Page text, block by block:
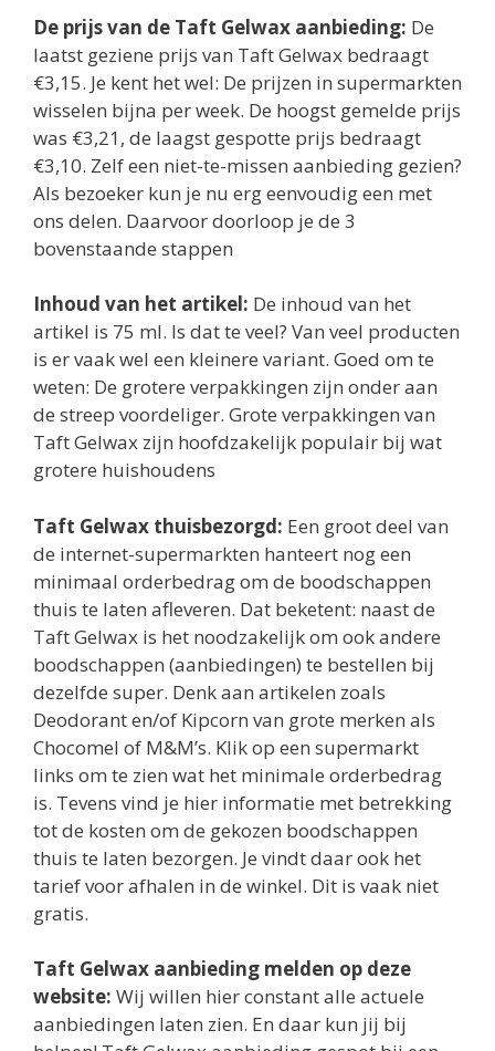
De prijs van de Taft Gelwax aanbieding: De
laatst geziene prijs van Taft Gelwax bedraagt
€3,15. Je kent het wel: De prijzen in supermarkten
wisselen bijna per week. De hoogst gemelde prijs
was €3,21, de laagst gespotte prijs bedraagt
€3,10. Zelf een niet-te-missen aanbieding gezien?
Als bezoeker kun je nu erg eenvoudig een met
ons delen. Daarvoor doorloop je de 3
bovenstaande stappen
Inhoud van het artikel: De inhoud van het
artikel is 75 ml. Is dat te veel? Van veel producten
is er vaak wel een kleinere variant. Goed om te
weten: De grotere verpakkingen zijn onder aan
de streep voordeliger. Grote verpakkingen van
Taft Gelwax zijn hoofdzakelijk populair bij wat
grotere huishoudens
Taft Gelwax thuisbezorgd: Een groot deel van
de internet-supermarkten hanteert nog een
minimaal orderbedrag om de boodschappen
thuis te laten afleveren. Dat beketent: naast de
Taft Gelwax is het noodzakelijk om ook andere
boodschappen (aanbiedingen) te bestellen bij
dezelfde super. Denk aan artikelen zoals
Deodorant en/of Kipcorn van grote merken als
Chocomel of M&M’s. Klik op een supermarkt
links om te zien wat het minimale orderbedrag
is. Tevens vind je hier informatie met betrekking
tot de kosten om de gekozen boodschappen
thuis te laten bezorgen. Je vindt daar ook het
tarief voor afhalen in de winkel. Dit is vaak niet
gratis.
Taft Gelwax aanbieding melden op deze
website: Wij willen hier constant alle actuele
aanbiedingen laten zien. En daar kun jij bij